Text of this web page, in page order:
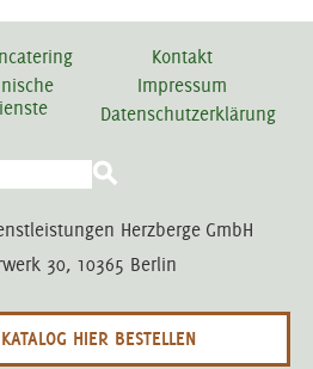
Kontakt
Impressum
Datenschutzerklärung
Herzberge GmbH
30, 10365 Berlin
HIER BESTELLEN